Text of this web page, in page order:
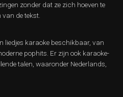
zonder dat ze zich hoeven te
de tekst.
liedjes karaoke beschikbaar, van
pophits. Er zijn ook karaoke-
talen, waaronder Nederlands,